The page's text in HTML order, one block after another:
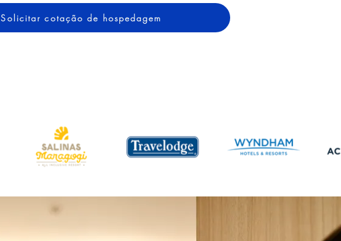
Solicitar cotação de hospedagem